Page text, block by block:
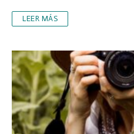
LEER MÁS